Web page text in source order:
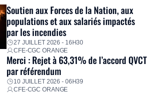
d’utilité sociale, le Groupe mobilise
équipes afin de proposer un diagnostic
aides financières pour faire face aux
[…]
Soutien aux Forces de la Nation, aux
populations et aux salariés impactés
par les incendies
27 JUILLET 2026 - 16H30
CFE-CGC ORANGE
Merci : Rejet à 63,31% de l’accord QVCT
par référendum
10 JUILLET 2026 - 06H39
CFE-CGC ORANGE